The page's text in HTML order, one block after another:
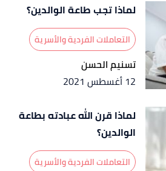
البخاري، عن أبو هريرة،
البخاري، عن أبو هريرة،
البخاري، عن أبو هريرة،
لماذا تجب طاعة الوالدين؟
التعاملات الفردية والأسرية
تسنيم الحسن
12 أغسطس 2021
لماذا قرن الله عبادته بطاعة
الوالدين؟
التعاملات الفردية والأسرية